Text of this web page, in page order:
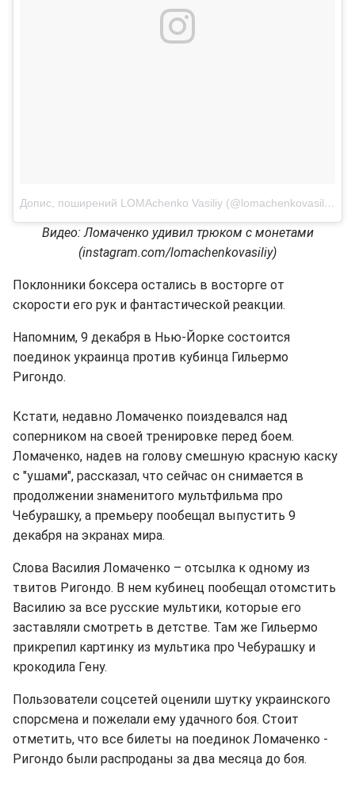
Допис, поширений LOMAchenko Vasiliy (@lomachenkovasiliy)
Видео: Ломаченко удивил трюком с монетами
(instagram.com/lomachenkovasiliy)
Поклонники боксера остались в восторге от
скорости его рук и фантастической реакции.
Напомним, 9 декабря в Нью-Йорке состоится
поединок украинца против кубинца Гильермо
Ригондо.
Кстати, недавно Ломаченко поиздевался над
соперником на своей тренировке перед боем.
Ломаченко, надев на голову смешную красную каску
с "ушами", рассказал, что сейчас он снимается в
продолжении знаменитого мультфильма про
Чебурашку, а премьеру пообещал выпустить 9
декабря на экранах мира.
Слова Василия Ломаченко – отсылка к одному из
твитов Ригондо. В нем кубинец пообещал отомстить
Василию за все русские мультики, которые его
заставляли смотреть в детстве. Там же Гильермо
прикрепил картинку из мультика про Чебурашку и
крокодила Гену.
Пользователи соцсетей оценили шутку украинского
спорсмена и пожелали ему удачного боя. Стоит
отметить, что все билеты на поединок Ломаченко -
Ригондо были распроданы за два месяца до боя.